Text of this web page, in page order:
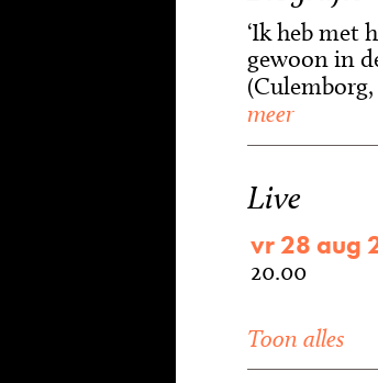
‘Ik heb met
gewoon in
(Culemborg,
meer
Live
vr 28 aug
20.00
Toon alles